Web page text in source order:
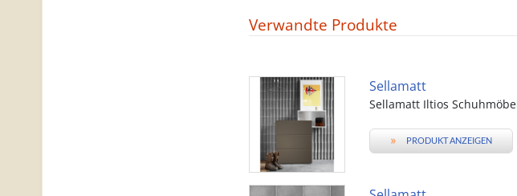
Verwandte Produkte
Sellamatt
Sellamatt Iltios
» PRODUKT ANZEIGEN